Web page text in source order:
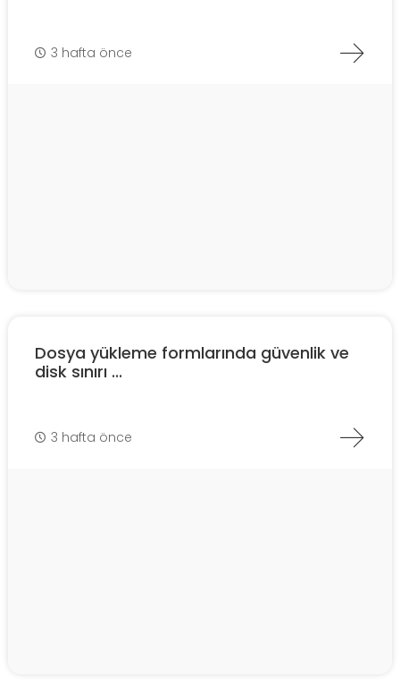
3 hafta önce
Dosya yükleme formlarında güvenlik ve
disk sınırı ...
3 hafta önce